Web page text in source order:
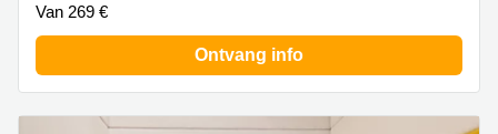
Van 269 €
Ontvang info